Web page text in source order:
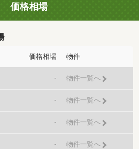
価格相場
価格相場 物件
- 物件一覧へ
- 物件一覧へ
- 物件一覧へ
- 物件一覧へ